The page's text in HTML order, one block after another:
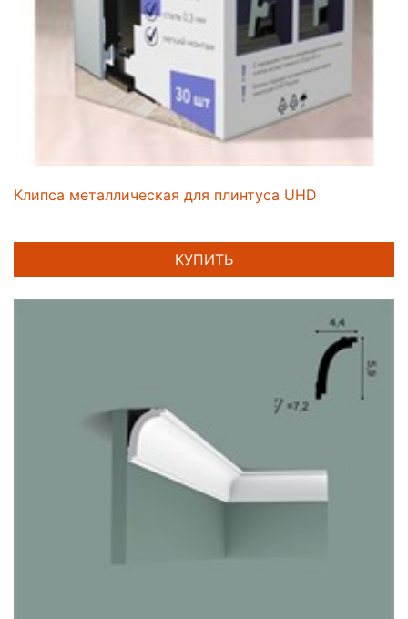
Клипса металлическая для плинтуса UHD
КУПИТЬ